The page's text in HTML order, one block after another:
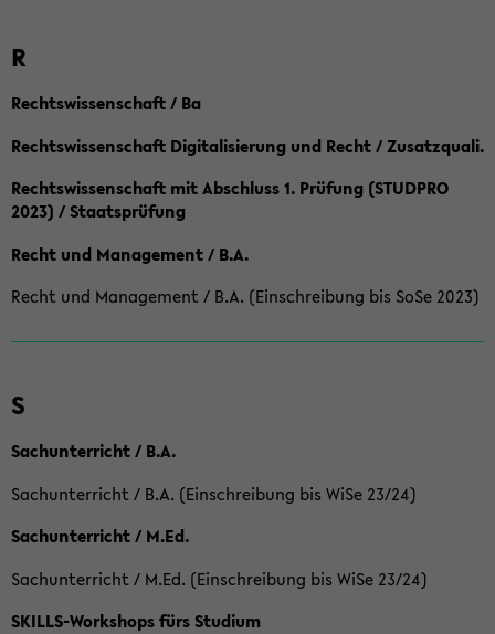
R
Rechtswissenschaft / Ba
Rechtswissenschaft Digitalisierung und Recht / Zusatzquali.
Rechtswissenschaft mit Abschluss 1. Prüfung (STUDPRO
2023) / Staatsprüfung
Recht und Management / B.A.
Recht und Management / B.A. (Einschreibung bis SoSe 2023)
S
Sachunterricht / B.A.
Sachunterricht / B.A. (Einschreibung bis WiSe 23/24)
Sachunterricht / M.Ed.
Sachunterricht / M.Ed. (Einschreibung bis WiSe 23/24)
SKILLS-Workshops fürs Studium